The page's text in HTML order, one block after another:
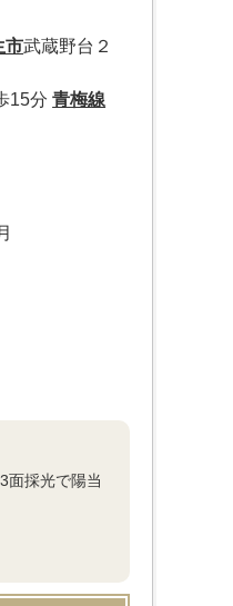
市武蔵野台２
15分青梅線
面採光で陽当